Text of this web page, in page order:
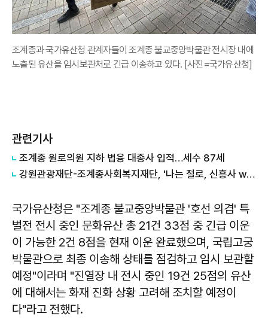
조계종과 국가유산청 관계자들이 조계종 불교중앙박물관 전시장 내에
노출된 유산을 임시보관처로 긴급 이송하고 있다. [사진=국가유산청]
관련기사
조계종 원로의원 지하 법융 대종사 입적…세수 87세
강원관광재단-조계종사회복지재단, '나는 절로, 신흥사 with 강원관광재단' 역대 최고 경쟁률 기록
국가유산청은 "조계종 불교중앙박물관 '호선 의겸' 특
별전 전시 중인 문화유산 총 21건 33점 중 긴급 이운
이 가능한 2건 8점을 현재 이운 완료했으며, 국립고궁
박물관으로 최종 이송해 상태를 점검하고 임시 보관할
예정"이라며 "진열장 내 전시 중인 19건 25점의 유산
에 대해서는 화재 진화 상황 고려해 조치할 예정이
다"라고 전했다.